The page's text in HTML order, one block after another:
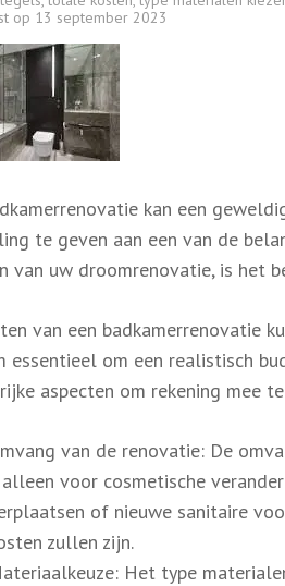
op 13 september 2023
kan een
te geven aan een van de
van uw droomrenovatie, is het
van een badkamerrenovatie
essentieel om een realistisch
aspecten om rekening mee
van de renovatie: De
voor cosmetische
of nieuwe sanitaire
zullen zijn.
Het type